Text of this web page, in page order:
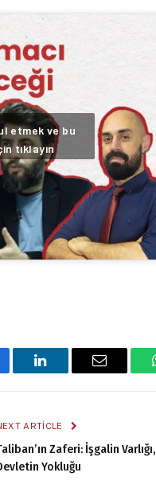
etmek ve bu
tıklayın
LinkedIn Email
ARTICLE
Zaferi: İşgalin Varlığı,
Yokluğu